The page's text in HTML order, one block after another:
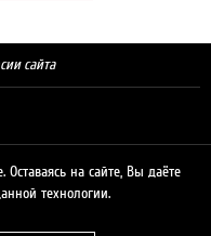
сайта
на сайте, Вы даёте
технологии.